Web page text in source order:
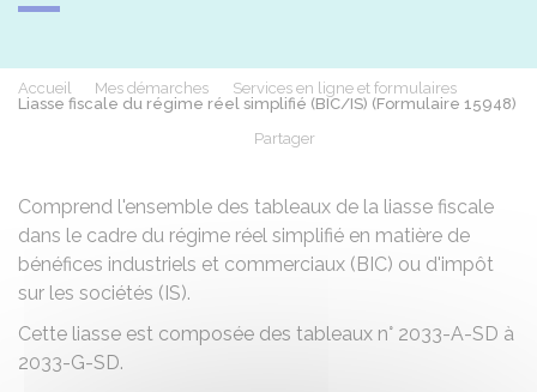
Accueil Mes démarches
Services en ligne et formulaires
Liasse fiscale du régime réel simplifié (BIC/IS) (Formulaire 15948)
Partager
Comprend l'ensemble des tableaux de la liasse fiscale
dans le cadre du régime réel simplifié en matière de
bénéfices industriels et commerciaux (BIC) ou d'impôt
sur les sociétés (IS).
Cette liasse est composée des tableaux n° 2033-A-SD à
2033-G-SD.